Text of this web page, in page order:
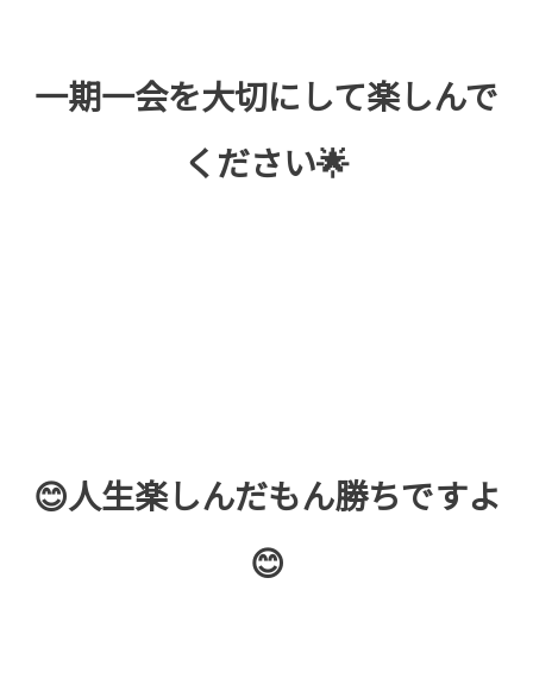
一期一会を大切にして楽しんで
ください🌟
😊人生楽しんだもん勝ちですよ
😊